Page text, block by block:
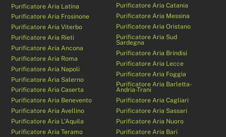
Purificatore Aria Latina
Purificatore Aria Frosinone
Purificatore Aria Viterbo
Purificatore Aria Rieti
Purificatore Aria Ancona
Purificatore Aria Roma
Purificatore Aria Napoli
Purificatore Aria Salerno
Purificatore Aria Caserta
Purificatore Aria Benevento
Purificatore Aria Avellino
Purificatore Aria L’Aquila
Purificatore Aria Teramo
Purificatore Aria Catania
Purificatore Aria Messina
Purificatore Aria Oristano
Purificatore Aria Sud
Sardegna
Purificatore Aria Brindisi
Purificatore Aria Lecce
Purificatore Aria Foggia
Purificatore Aria Barletta-
Andria-Trani
Purificatore Aria Cagliari
Purificatore Aria Sassari
Purificatore Aria Nuoro
Purificatore Aria Bari